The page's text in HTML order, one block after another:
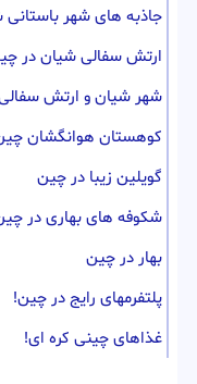
جاذبه های شهر
ارتش سفالی شیان در
شهر شیان و ارتش
کوهستان هوانگشان
گویلین زیبا در چین
شکوفه های بهاری در
بهار در چین
پلتفرمهای رایج در چین!
غذاهای چینی کره ای!